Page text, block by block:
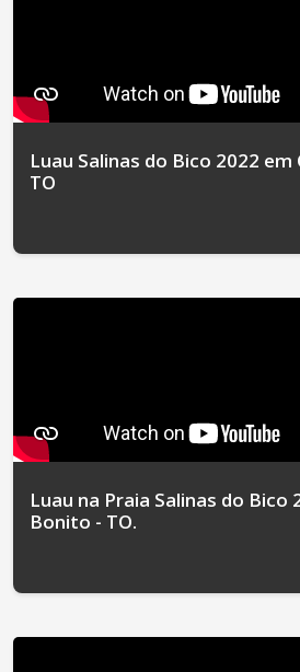
Luau Salinas do Bico 2022
TO
Luau na Praia Salinas do Bico
Bonito - TO.